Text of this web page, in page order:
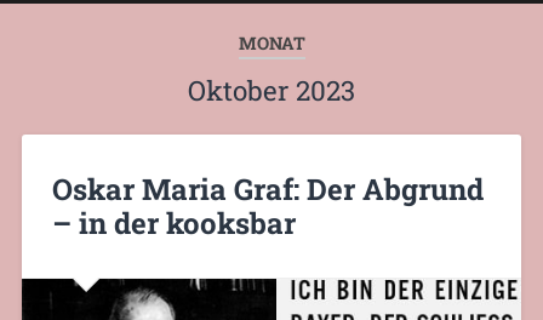
MONAT
Oktober 2023
Oskar Maria Graf: Der Abgrund
– in der kooksbar